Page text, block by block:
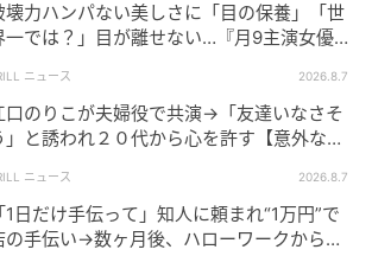
全話一覧を見る
ムママ
と子供と暮らしながら、主に対人トラブルなど実
体験をもとに漫画を描き、ブログで発信していま
。
壊力ハンパない美しさに「目の保養」「世
一では？」目が離せない…『月9主演女優
ニュース 2026.8.7
口のりこが夫婦役で共演→「友達いなさそ
」と誘われ２０代から心を許す【意外な親
ニュース 2026.8.7
「1日だけ手伝って」知人に頼まれ“1万円”で
の手伝い→数ヶ月後、ハローワークから届